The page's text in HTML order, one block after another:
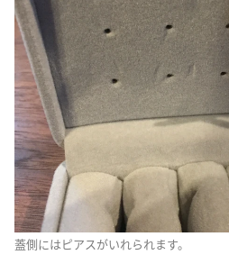
蓋側にはピアスがいれられます。